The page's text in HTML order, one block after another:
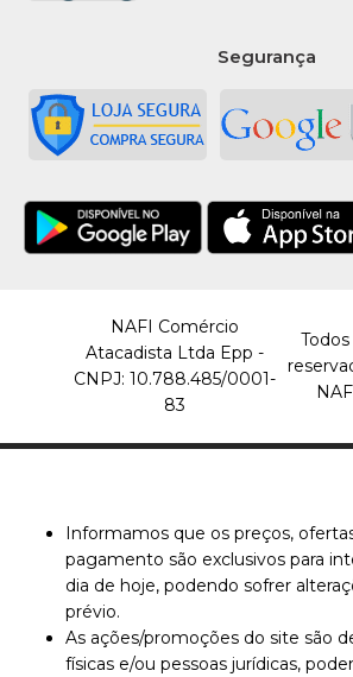
Segurança
NAFI Comércio
Atacadista Ltda Epp -
CNPJ: 10.788.485/0001-
83
Informamos que os preços,
pagamento são exclusivos para
dia de hoje, podendo sofrer
prévio.
As ações/promoções do site são
físicas e/ou pessoas jurídicas,